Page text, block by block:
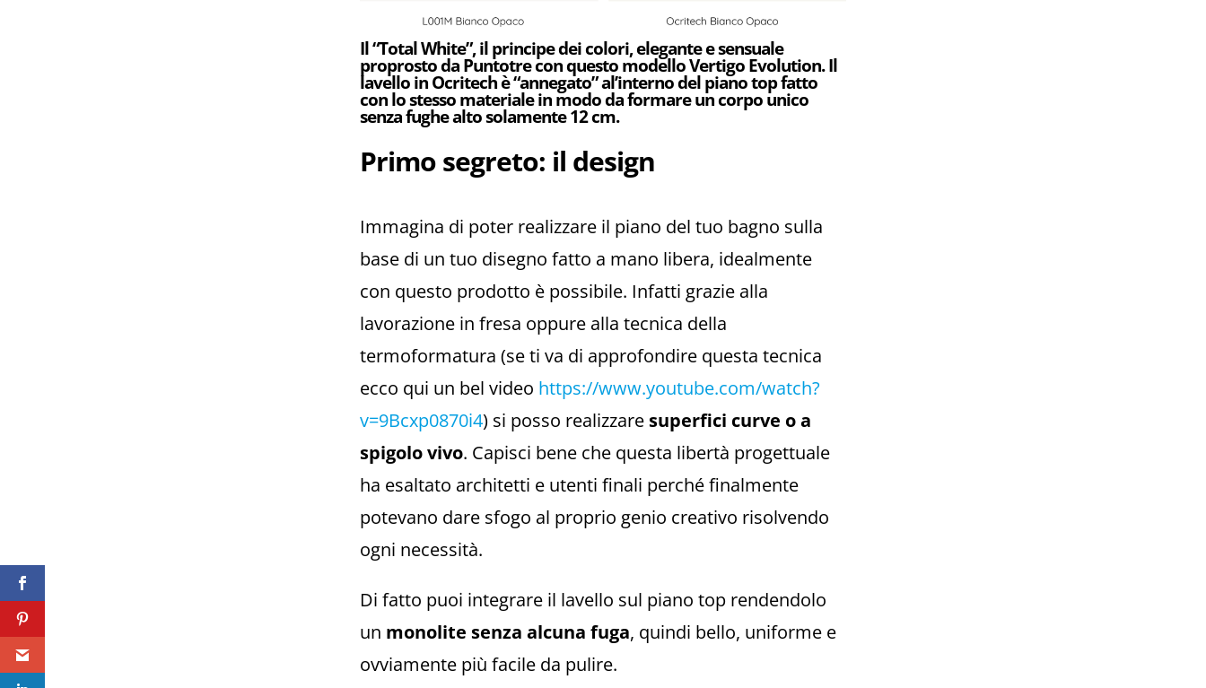
Il “Total White”, il principe dei colori, elegante e sensuale
proprosto da Puntotre con questo modello Vertigo Evolution. Il
lavello in Ocritech è “annegato” al’interno del piano top fatto
con lo stesso materiale in modo da formare un corpo unico
senza fughe alto solamente 12 cm.
Primo segreto: il design
Immagina di poter realizzare il piano del tuo bagno sulla
base di un tuo disegno fatto a mano libera, idealmente
con questo prodotto è possibile. Infatti grazie alla
lavorazione in fresa oppure alla tecnica della
termoformatura (se ti va di approfondire questa tecnica
ecco qui un bel video https://www.youtube.com/watch?
v=9Bcxp0870i4) si posso realizzare superfici curve o a
spigolo vivo. Capisci bene che questa libertà progettuale
ha esaltato architetti e utenti finali perché finalmente
potevano dare sfogo al proprio genio creativo risolvendo
ogni necessità.
Di fatto puoi integrare il lavello sul piano top rendendolo
un monolite senza alcuna fuga, quindi bello, uniforme e
ovviamente più facile da pulire.